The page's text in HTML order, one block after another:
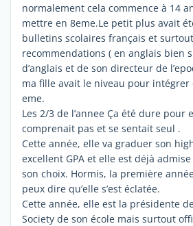
normalement cela commence à 14
mettre en 8eme.Le petit plus avait
bulletins scolaires français et
recommendations ( en anglais bien
d’anglais et de son directeur de
ma fille avait le niveau pour
eme.
Les 2/3 de l’annee Ça été dure pour
comprenait pas et se sentait seul .
Cette année, elle va graduer son
excellent GPA et elle est déjà
son choix. Hormis, la première
peux dire qu’elle s’est éclatée.
Cette année, elle est la présidente
Society de son école mais surtout